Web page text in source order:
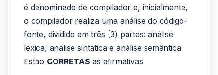
é denominado de compilador e, inicialmente,
o compilador realiza uma análise do código-
fonte, dividido em três (3) partes: análise
léxica, análise sintática e análise semântica.
Estão CORRETAS as afirmativas